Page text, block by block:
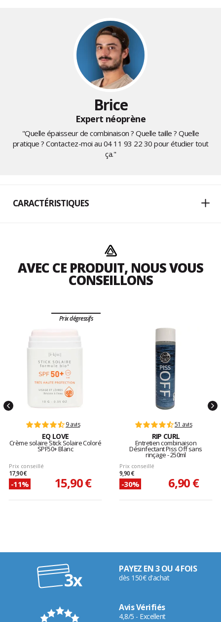
Brice
Expert néoprène
"Quelle épaisseur de combinaison ? Quelle taille ? Quelle
pratique ? Contactez-moi au 04 11 93 22 30 pour étudier tout
ça."
CARACTÉRISTIQUES
AVEC CE PRODUIT, NOUS VOUS
CONSEILLONS
Prix dégressifs
9 avis
EQ LOVE
Crème solaire Stick Solaire Coloré
SPF50+ Blanc
Prix conseillé
17,90 €
-11% 15,90 €
51 avis
RIP CURL
Entretien combinaison
Désinfectant Piss Off sans
rinçage - 250ml
Prix conseillé
9,90 €
-30% 6,90 €
PAYEZ EN 3 OU 4 FOIS
dès 150€ d'achat
Avis Vérifiés
4,8/5 - Excellent